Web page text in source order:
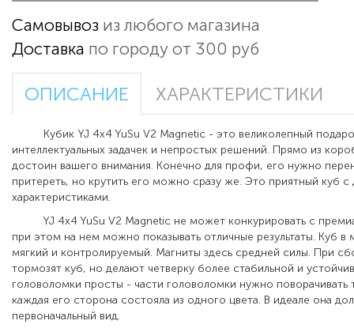
Самовывоз из любого магазина
Доставка по городу от 300 руб
ОПИСАНИЕ ХАРАКТЕРИСТИКИ
Кубик YJ 4x4 YuSu V2 Magnetic - это великолепный
интеллектуальных задачек и непростых решений. Прямо из
достоин вашего внимания. Конечно для профи, его нужно
притереть, но крутить его можно сразу же. Это приятный куб
характеристиками.
YJ 4x4 YuSu V2 Magnetic не может конкурировать с
при этом на нем можно показывать отличные результаты. Куб в
мягкий и контролируемый. Магниты здесь средней силы. При
тормозят куб, но делают четверку более стабильной и
головоломки просты - части головоломки нужно поворачивать
каждая его сторона состояла из одного цвета. В идеале она
первоначальный вид.